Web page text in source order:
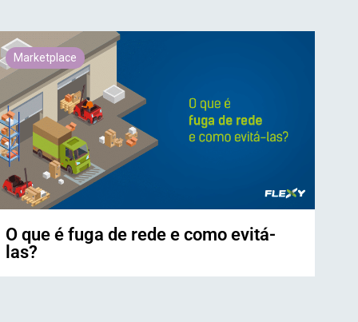
Marketplace
O que é fuga de rede e como evitá-
las?